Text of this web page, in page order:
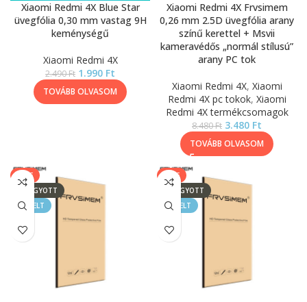
Xiaomi Redmi 4X Blue Star
üvegfólia 0,30 mm vastag 9H
keménységű
Xiaomi Redmi 4X
2.490Ft 1.990 Ft
TOVÁBB OLVASOM
Xiaomi Redmi 4X Frvsimem
0,26 mm 2.5D üvegfólia arany
színű kerettel + Msvii
kameravédős „normál stílusú”
arany PC tok
Xiaomi Redmi 4X, Xiaomi
Redmi 4X pc tokok, Xiaomi
Redmi 4X termékcsomagok
8.480Ft 3.480 Ft
TOVÁBB OLVASOM
SALE
ELFOGYOTT
KIEMELT
SALE
ELFOGYOTT
KIEMELT